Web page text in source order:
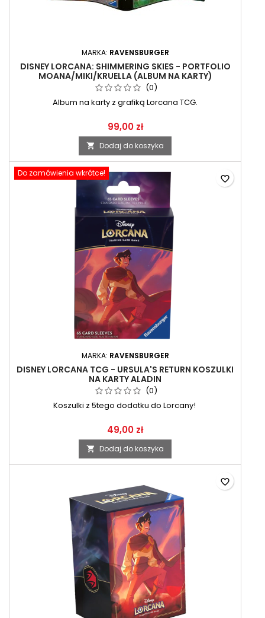
MARKA: RAVENSBURGER
DISNEY LORCANA: SHIMMERING SKIES - PORTFOLIO
MOANA/MIKI/KRUELLA (ALBUM NA KARTY)
(0)
Album na karty z grafiką Lorcana TCG.
99,00 zł
 Dodaj do koszyka
Do zamówienia wkrótce!
MARKA: RAVENSBURGER
DISNEY LORCANA TCG - URSULA'S RETURN KOSZULKI
NA KARTY ALADIN
(0)
Koszulki z 5tego dodatku do Lorcany!
49,00 zł
 Dodaj do koszyka
favorite_border
favorite_border